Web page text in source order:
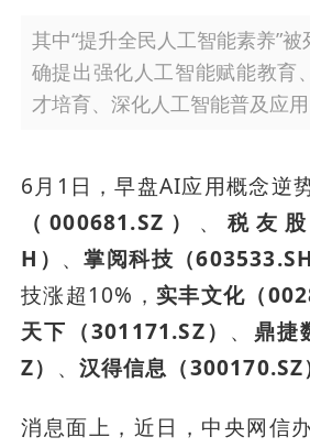
其中“提升全民人工智能素养”
确提出强化人工智能赋能教育
才培育、深化人工智能普及应用
6月1日，早盘AI应用概念逆
（000681.SZ） 、 税友
H） 、掌阅科技（603533.SH
技涨超10%， 实丰文化（
天下（301171.SZ） 、 鼎捷
Z） 、 汉得信息（300170.SZ
消息面上，近日，中央网信